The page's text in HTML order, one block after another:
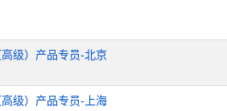
级）产品专员-北京
级）产品专员-上海